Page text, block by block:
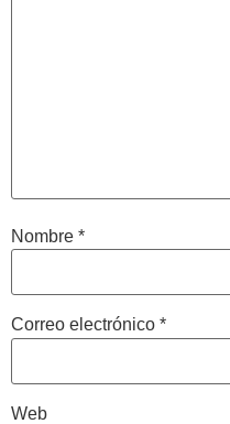
Nombre *
Correo electrónico *
Web